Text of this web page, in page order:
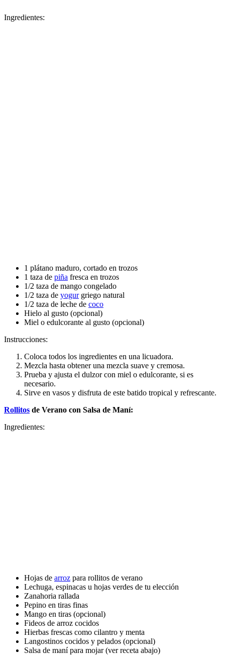
Ingredientes:
1 plátano maduro, cortado en trozos
1 taza de piña fresca en trozos
1/2 taza de mango congelado
1/2 taza de yogurgriego natural
1/2 taza de leche de coco
Hielo al gusto (opcional)
Miel o edulcorante al gusto (opcional)
Instrucciones:
Coloca todos los ingredientes en una licuadora.
Mezcla hasta obtener una mezcla suave y cremosa.
Prueba y ajusta el dulzor con miel o edulcorante, si es
necesario.
Sirve en vasos y disfruta de este batido tropical y refrescante.
Rollitos de Verano con Salsa de Maní:
Ingredientes:
Hojas de arroz para rollitos de verano
Lechuga, espinacas u hojas verdes de tu elección
Zanahoria rallada
Pepino en tiras finas
Mango en tiras (opcional)
Fideos de arroz cocidos
Hierbas frescas como cilantro y menta
Langostinos cocidos y pelados (opcional)
Salsa de maní para mojar (ver receta abajo)